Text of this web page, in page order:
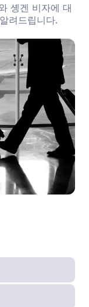
솅겐 비자에 대
려드립니다.